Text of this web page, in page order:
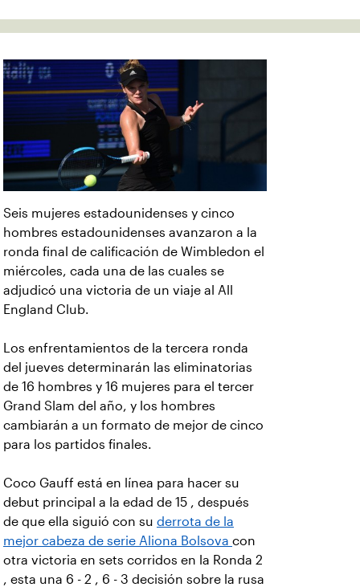
Seis mujeres estadounidenses y cinco
hombres estadounidenses avanzaron a la
ronda final de calificación de Wimbledon el
miércoles, cada una de las cuales se
adjudicó una victoria de un viaje al All
England Club.
Los enfrentamientos de la tercera ronda
del jueves determinarán las eliminatorias
de 16 hombres y 16 mujeres para el tercer
Grand Slam del año, y los hombres
cambiarán a un formato de mejor de cinco
para los partidos finales.
Coco Gauff está en línea para hacer su
debut principal a la edad de 15 , después
de que ella siguió con su derrota de la
mejor cabeza de serie Aliona Bolsova con
otra victoria en sets corridos en la Ronda 2
, esta una 6 - 2 , 6 - 3 decisión sobre la rusa